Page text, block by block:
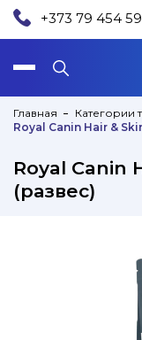
+373 79 454
Главная Категории
Royal Canin Hair &
Royal Canin
(развес)